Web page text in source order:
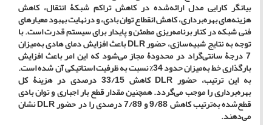
بیانگر کارایی مدل ارائه‌شده در کاهش تراکم شبکۀ انتقال، کاهش
هزینه‌های بهره‌برداری، کاهش انقطاع توان بادی، و درنهایت بهبود معیارهای
فنی شبکه در کنار برنامه‌ریزی مطمئن و پایدار برای سیستم قدرت است. با
توجه به نتایج شبیه‌سازی، حضور DLR باعث افزایش دمای هادی به‌میزان
7 درجۀ سانتی‌گراد در محدودۀ مجاز می‌شود که این امر باعث افزایش
بارگذاری خط به‌میزان حدود 34% نسبت به ظرفیت استاتیکی آن شده است.
به این ترتیب، حضور DLR کاهش 33/15 درصدی در هزینۀ کل
بهره‌برداری را موجب می‌گردد. همچنین مقدار قطع بار اجباری و توان بادی
قطع‌شده به‌ترتیب کاهش 9/88 و 7/89 درصدی را در حضور DLR نشان
می‌دهند.